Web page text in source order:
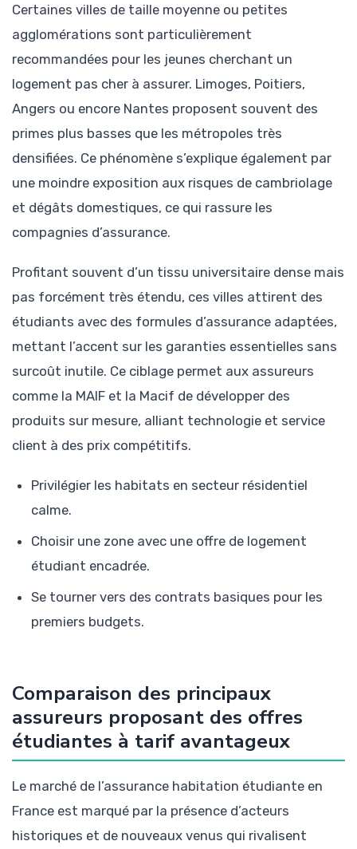
Certaines villes de taille moyenne ou petites
agglomérations sont particulièrement
recommandées pour les jeunes cherchant un
logement pas cher à assurer. Limoges, Poitiers,
Angers ou encore Nantes proposent souvent des
primes plus basses que les métropoles très
densifiées. Ce phénomène s’explique également par
une moindre exposition aux risques de cambriolage
et dégâts domestiques, ce qui rassure les
compagnies d’assurance.
Profitant souvent d’un tissu universitaire dense mais
pas forcément très étendu, ces villes attirent des
étudiants avec des formules d’assurance adaptées,
mettant l’accent sur les garanties essentielles sans
surcoût inutile. Ce ciblage permet aux assureurs
comme la MAIF et la Macif de développer des
produits sur mesure, alliant technologie et service
client à des prix compétitifs.
Privilégier les habitats en secteur résidentiel
calme.
Choisir une zone avec une offre de logement
étudiant encadrée.
Se tourner vers des contrats basiques pour les
premiers budgets.
Comparaison des principaux
assureurs proposant des offres
étudiantes à tarif avantageux
Le marché de l’assurance habitation étudiante en
France est marqué par la présence d’acteurs
historiques et de nouveaux venus qui rivalisent